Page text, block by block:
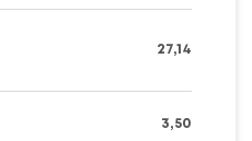
27,14
3,50